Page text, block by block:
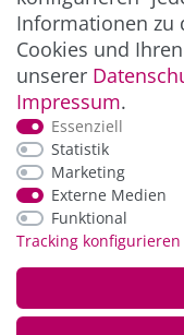
*Alle Preise inkl. der
und Versandkosten
Informationen zu
Cookies und
unserer
Impressum.
Essenziell
Statistik
Marketing
Externe Medien
Funktional
Tracking konfigurieren
© Copyright 2026